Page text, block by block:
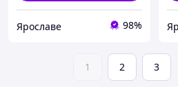
Ярославе 98%
1 2 3